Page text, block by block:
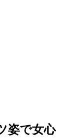
姿で女心